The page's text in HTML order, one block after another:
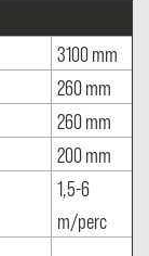
3100 mm
260 mm
260 mm
200 mm
1,5-6
m/perc